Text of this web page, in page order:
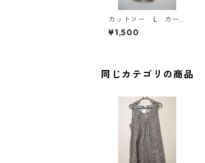
カットソー L カー
キ IY-4470
¥1,500
同じカテゴリの商品